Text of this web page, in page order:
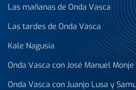
Las mañanas de Onda Vasca
Las tardes de Onda Vasca
Kale Nagusia
Onda Vasca con José Manuel Monje
Onda Vasca con Juanjo Lusa y